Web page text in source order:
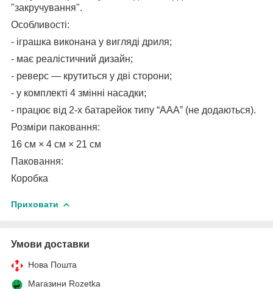
"закручування".
Особливості:
- іграшка виконана у вигляді дриля;
- має реалістичний дизайн;
- реверс — крутиться у дві сторони;
- у комплекті 4 змінні насадки;
- працює від 2-х батарейок типу “ААА” (не додаються).
Розміри паковання:
16 см × 4 см × 21 см
Паковання:
Коробка
Приховати
Умови доставки
Нова Пошта
Магазини Rozetka